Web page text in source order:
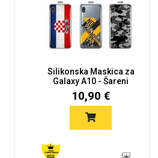
Silikonska Maskica za
Galaxy A10 - Šareni
moti...
10,90 €